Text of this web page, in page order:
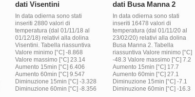
dati Visentini
In data odierna sono stati
inseriti 2880 valori di
temperatura (dal 01/11/18 al
01/12/18) relativi alla dolina
Visentini. Tabella riassuntiva
Valore minimo [°C] -8.868
Valore massimo [°C] 23.14
Aumento 15min [°C] 6.406
Aumento 60min [°C] 9.547
Diminuzione 15min [°C] -3.328
Diminuzione 60min [°C] -8.356
dati Busa Manna 2
In data odierna sono stati
inseriti 16478 valori di
temperatura (dal 01/11/20 al
23/02/20) relativi alla dolina
Busa Manna 2. Tabella
riassuntiva Valore minimo [°C]
-48.3 Valore massimo [°C] 7.2
Aumento 15min [°C] 17.7
Aumento 60min [°C] 27.1
Diminuzione 15min [°C] -7.1
Diminuzione 60min [°C] -16.3